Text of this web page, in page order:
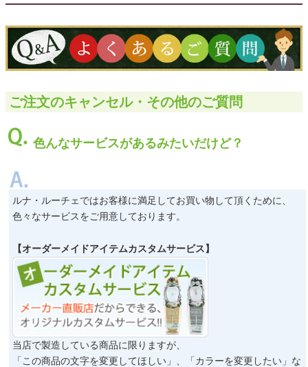
子育て卒業証書
ウェルカムボード
クロックギフト
DIY用品
引菓子
カタログギフト
ブライダルバッグ
演出用品
内祝い 出産祝い
季節イベント特集
会社概要
よくあるご質問
ご注文のキャンセル・その他のご質問
色んなサービスがあるみたいだけど？
ルナ・ルーチェではお客様に満足してお買い物して頂くために、
色々なサービスをご用意しております。
【オーダーメイドアイテムカスタムサービス】
当店で製造している商品に限りますが、
「この商品の文字を変更してほしい」、「カラーを変更したい」な